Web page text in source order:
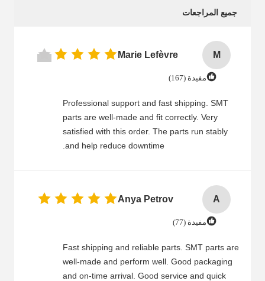
جميع المراجعات
M
Marie Lefèvre
مفيدة (167)
Professional support and fast shipping. SMT
parts are well-made and fit correctly. Very
satisfied with this order. The parts run stably
and help reduce downtime.
A
Anya Petrov
مفيدة (77)
Fast shipping and reliable parts. SMT parts are
well-made and perform well. Good packaging
and on-time arrival. Good service and quick